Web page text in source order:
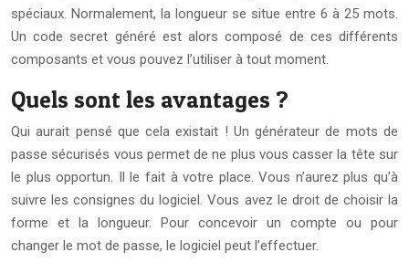
spéciaux. Normalement, la longueur se situe entre 6 à 25 mots.
Un code secret généré est alors composé de ces différents
composants et vous pouvez l’utiliser à tout moment.
Quels sont les avantages ?
Qui aurait pensé que cela existait ! Un générateur de mots de
passe sécurisés vous permet de ne plus vous casser la tête sur
le plus opportun. Il le fait à votre place. Vous n’aurez plus qu’à
suivre les consignes du logiciel. Vous avez le droit de choisir la
forme et la longueur. Pour concevoir un compte ou pour
changer le mot de passe, le logiciel peut l’effectuer.